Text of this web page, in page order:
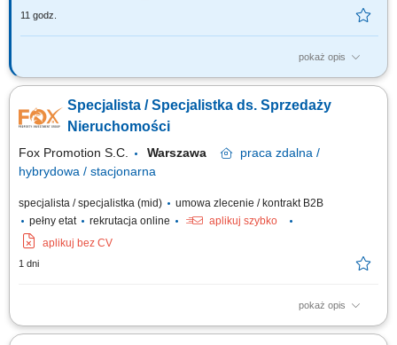
11 godz.
pokaż opis
Twoje zadania? Systematyczne pozyskiwanie nieruchomości w oparciu o
Organizacja cyklu sprzedaży i marketingu własnej bazy ofert
nieruchomości. Realizacja celów sprzedażowych. Współpraca z
Specjalista / Specjalistka ds. Sprzedaży
Nieruchomości
Fox Promotion S.C. Warszawa praca zdalna /
hybrydowa / stacjonarna
specjalista / specjalistka (mid)
umowa zlecenie / kontrakt B2B
pełny etat
rekrutacja online
aplikuj szybko
aplikuj bez CV
1 dni
pokaż opis
aktywne pozyskiwanie ofert sprzedaży i wynajmu nieruchomości,